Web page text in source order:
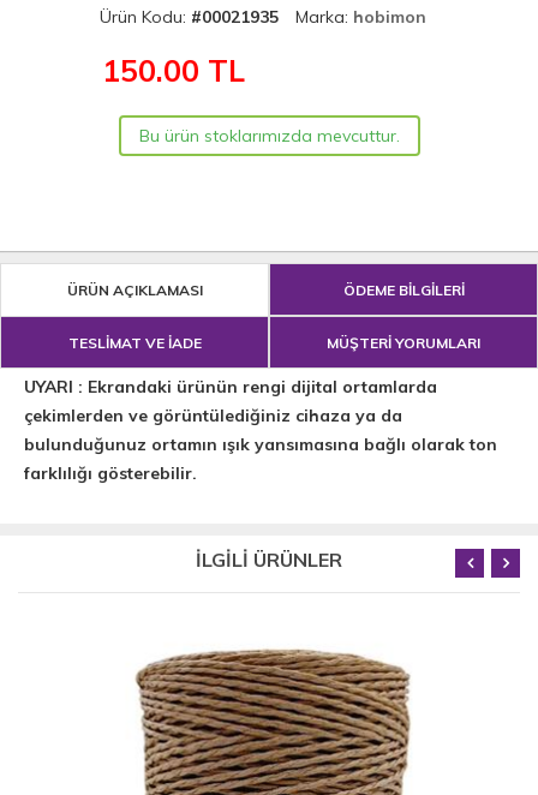
Ürün Kodu: #00021935 Marka: hobimon
150.00 TL
Bu ürün stoklarımızda mevcuttur.
ÜRÜN AÇIKLAMASI ÖDEME BİLGİLERİ
TESLİMAT VE İADE MÜŞTERİ YORUMLARI
UYARI : Ekrandaki ürünün rengi dijital ortamlarda
çekimlerden ve görüntülediğiniz cihaza ya da
bulunduğunuz ortamın ışık yansımasına bağlı olarak ton
farklılığı gösterebilir.
İLGİLİ ÜRÜNLER